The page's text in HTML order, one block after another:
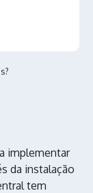
implementar
da instalação
tem